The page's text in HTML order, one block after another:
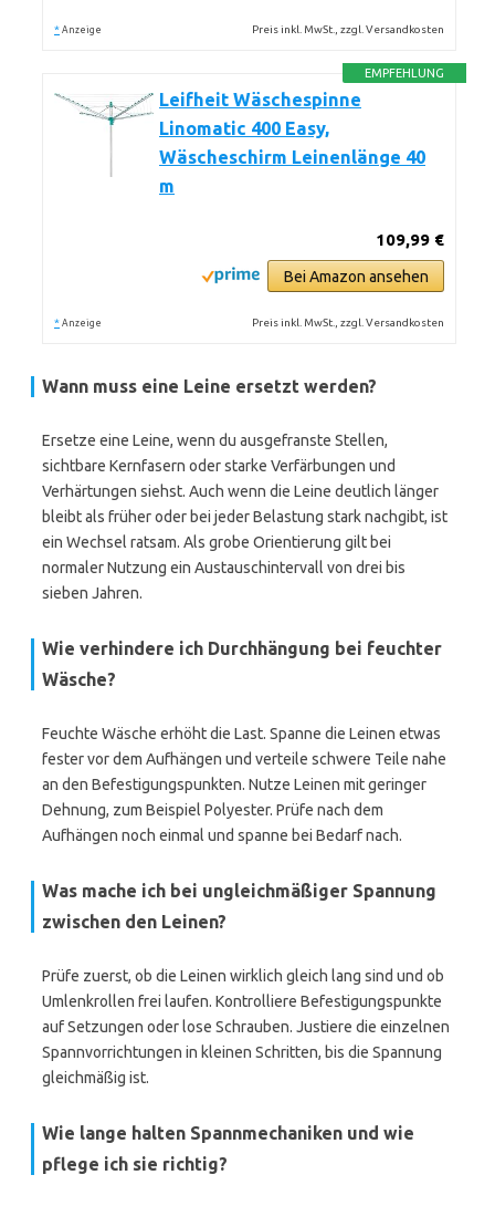
* Anzeige Preis inkl. MwSt., zzgl. Versandkosten
EMPFEHLUNG
Leifheit Wäschespinne
Linomatic 400 Easy,
Wäscheschirm Leinenlänge 40
m
109,99 €
Bei Amazon ansehen
* Anzeige Preis inkl. MwSt., zzgl. Versandkosten
Wann muss eine Leine ersetzt werden?
Ersetze eine Leine, wenn du ausgefranste Stellen,
sichtbare Kernfasern oder starke Verfärbungen und
Verhärtungen siehst. Auch wenn die Leine deutlich länger
bleibt als früher oder bei jeder Belastung stark nachgibt, ist
ein Wechsel ratsam. Als grobe Orientierung gilt bei
normaler Nutzung ein Austauschintervall von drei bis
sieben Jahren.
Wie verhindere ich Durchhängung bei feuchter
Wäsche?
Feuchte Wäsche erhöht die Last. Spanne die Leinen etwas
fester vor dem Aufhängen und verteile schwere Teile nahe
an den Befestigungspunkten. Nutze Leinen mit geringer
Dehnung, zum Beispiel Polyester. Prüfe nach dem
Aufhängen noch einmal und spanne bei Bedarf nach.
Was mache ich bei ungleichmäßiger Spannung
zwischen den Leinen?
Prüfe zuerst, ob die Leinen wirklich gleich lang sind und ob
Umlenkrollen frei laufen. Kontrolliere Befestigungspunkte
auf Setzungen oder lose Schrauben. Justiere die einzelnen
Spannvorrichtungen in kleinen Schritten, bis die Spannung
gleichmäßig ist.
Wie lange halten Spannmechaniken und wie
pflege ich sie richtig?